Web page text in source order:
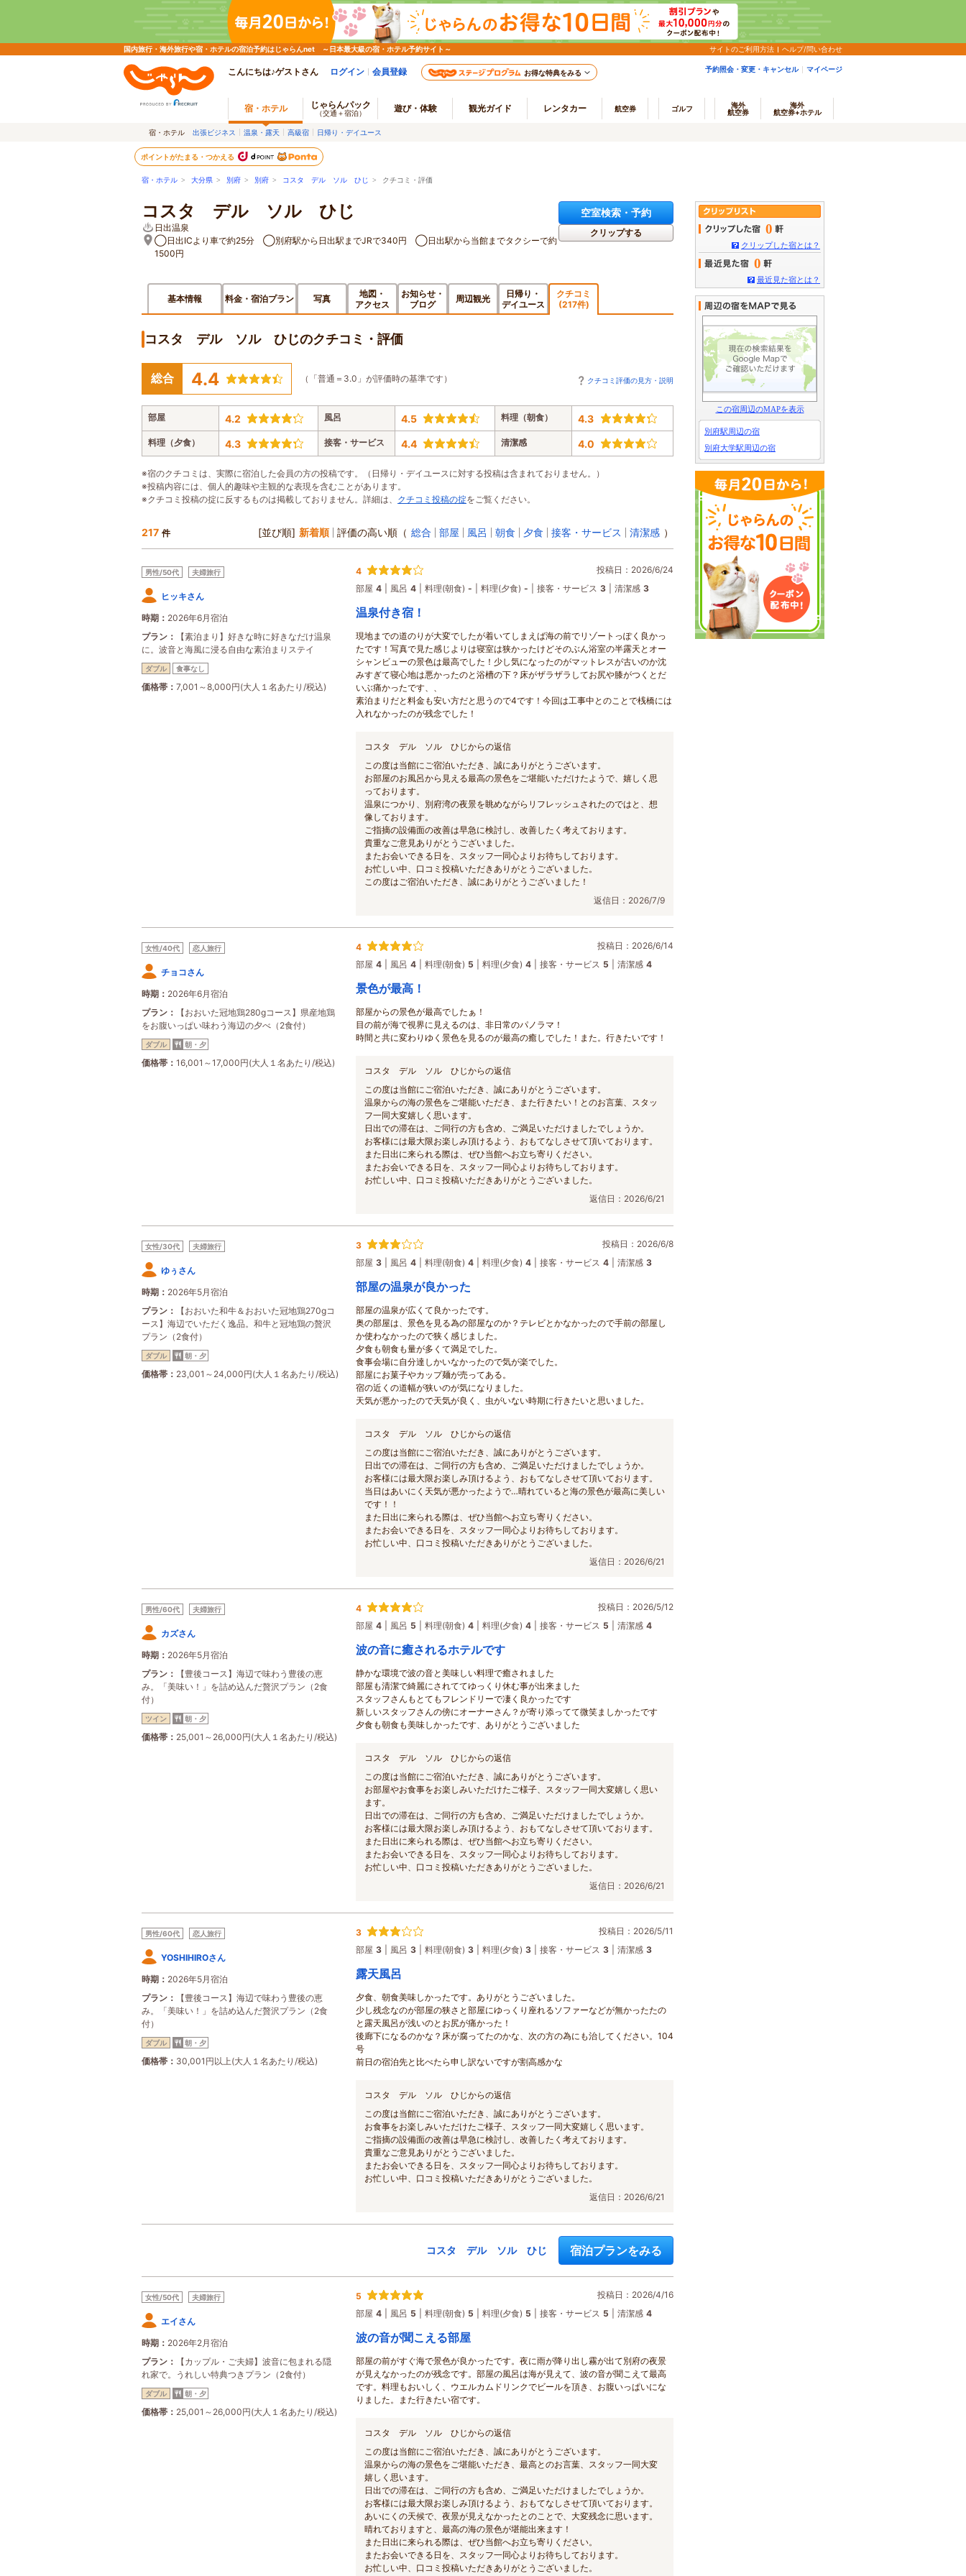
国内旅行・海外旅行や宿・ホテルの宿泊予約はじゃらんnet ～日本最大級の宿・ホテル予約サイト～ サイトのご利用方法 ヘルプ/問い合わせ
こんにちは♪ゲストさん ログイン 会員登録 お得な特典をみる 予約照会・変更・キャンセル マイページ
宿・ホテル じゃらんパック
（交通＋宿泊） 遊び・体験 観光ガイド レンタカー 航空券 ゴルフ
海外
航空券
海外
航空券+ホテル
宿・ホテル 出張ビジネス 温泉・露天 高級宿 日帰り・デイユース
ポイントがたまる・つかえる
宿・ホテル > 大分県 > 別府 > 別府 > コスタ デル ソル ひじ > クチコミ・評価
コスタ デル ソル ひじ
日出温泉
◯日出ICより車で約25分 ◯別府駅から日出駅までJRで340円 ◯日出駅から当館までタクシーで約
1500円
空室検索・予約
クリップする
基本情報 料金・宿泊プラン 写真
地図・
アクセス
お知らせ・
ブログ
周辺観光
日帰り・
デイユース
クチコミ
(217件)
コスタ デル ソル ひじのクチコミ・評価
総合 4.4 （「普通＝3.0」が評価時の基準です） クチコミ評価の見方・説明
部屋 4.2 風呂 4.5 料理（朝食） 4.3
料理（夕食） 4.3 接客・サービス 4.4 清潔感 4.0
※宿のクチコミは、実際に宿泊した会員の方の投稿です。（日帰り・デイユースに対する投稿は含まれておりません。）
※投稿内容には、個人的趣味や主観的な表現を含むことがあります。
※クチコミ投稿の掟に反するものは掲載しておりません。詳細は、 クチコミ投稿の掟をご覧ください。
217 件 [並び順] 新着順 評価の高い順 （ 総合 部屋 風呂 朝食 夕食 接客・サービス 清潔感 ）
男性/50代 夫婦旅行
ヒッキさん
時期
2026年6月宿泊
プラン
【素泊まり】好きな時に好きなだけ温泉
に。波音と海風に浸る自由な素泊まりステイ
ダブル 食事なし
価格帯 7,001～8,000円(大人１名あたり/税込)
4
投稿日：2026/6/24
部屋 4 風呂 4 料理(朝食) - 料理(夕食) - 接客・サービス 3 清潔感 3
温泉付き宿！
現地までの道のりが大変でしたが着いてしまえば海の前でリゾートっぽく良かっ
たです！写真で見た感じよりは寝室は狭かったけどそのぶん浴室の半露天とオー
シャンビューの景色は最高でした！少し気になったのがマットレスが古いのか沈
みすぎて寝心地は悪かったのと浴槽の下？床がザラザラしてお尻や膝がつくとだ
いぶ痛かったです、、
素泊まりだと料金も安い方だと思うので4です！今回は工事中とのことで桟橋には
入れなかったのが残念でした！
コスタ デル ソル ひじからの返信
この度は当館にご宿泊いただき、誠にありがとうございます。
お部屋のお風呂から見える最高の景色をご堪能いただけたようで、嬉しく思
っております。
温泉につかり、別府湾の夜景を眺めながらリフレッシュされたのではと、想
像しております。
ご指摘の設備面の改善は早急に検討し、改善したく考えております。
貴重なご意見ありがとうございました。
またお会いできる日を、スタッフ一同心よりお待ちしております。
お忙しい中、口コミ投稿いただきありがとうございました。
この度はご宿泊いただき、誠にありがとうございました！
返信日：2026/7/9
女性/40代 恋人旅行
チョコさん
時期
2026年6月宿泊
プラン
【おおいた冠地鶏280gコース】県産地鶏
をお腹いっぱい味わう海辺の夕べ（2食付）
ダブル 朝・夕
価格帯 16,001～17,000円(大人１名あたり/税込)
4
投稿日：2026/6/14
部屋 4 風呂 4 料理(朝食) 5 料理(夕食) 4 接客・サービス 5 清潔感 4
景色が最高！
部屋からの景色が最高でしたぁ！
目の前が海で視界に見えるのは、非日常のパノラマ！
時間と共に変わりゆく景色を見るのが最高の癒しでした！また。行きたいです！
コスタ デル ソル ひじからの返信
この度は当館にご宿泊いただき、誠にありがとうございます。
温泉からの海の景色をご堪能いただき、また行きたい！とのお言葉、スタッ
フ一同大変嬉しく思います。
日出での滞在は、ご同行の方も含め、ご満足いただけましたでしょうか。
お客様には最大限お楽しみ頂けるよう、おもてなしさせて頂いております。
また日出に来られる際は、ぜひ当館へお立ち寄りください。
またお会いできる日を、スタッフ一同心よりお待ちしております。
お忙しい中、口コミ投稿いただきありがとうございました。
返信日：2026/6/21
女性/30代 夫婦旅行
ゆぅさん
時期
2026年5月宿泊
プラン
【おおいた和牛＆おおいた冠地鶏270gコ
ース】海辺でいただく逸品。和牛と冠地鶏の贅沢
プラン（2食付）
ダブル 朝・夕
価格帯 23,001～24,000円(大人１名あたり/税込)
3
投稿日：2026/6/8
部屋 3 風呂 4 料理(朝食) 4 料理(夕食) 4 接客・サービス 4 清潔感 3
部屋の温泉が良かった
部屋の温泉が広くて良かったです。
奥の部屋は、景色を見る為の部屋なのか？テレビとかなかったので手前の部屋し
か使わなかったので狭く感じました。
夕食も朝食も量が多くて満足でした。
食事会場に自分達しかいなかったので気が楽でした。
部屋にお菓子やカップ麺が売ってある。
宿の近くの道幅が狭いのが気になりました。
天気が悪かったので天気が良く、虫がいない時期に行きたいと思いました。
コスタ デル ソル ひじからの返信
この度は当館にご宿泊いただき、誠にありがとうございます。
日出での滞在は、ご同行の方も含め、ご満足いただけましたでしょうか。
お客様には最大限お楽しみ頂けるよう、おもてなしさせて頂いております。
当日はあいにく天気が悪かったようで…晴れていると海の景色が最高に美しい
です！！
また日出に来られる際は、ぜひ当館へお立ち寄りください。
またお会いできる日を、スタッフ一同心よりお待ちしております。
お忙しい中、口コミ投稿いただきありがとうございました。
返信日：2026/6/21
男性/60代 夫婦旅行
カズさん
時期
2026年5月宿泊
プラン
【豊後コース】海辺で味わう豊後の恵
み。「美味い！」を詰め込んだ贅沢プラン（2食
付）
ツイン 朝・夕
価格帯 25,001～26,000円(大人１名あたり/税込)
4
投稿日：2026/5/12
部屋 4 風呂 5 料理(朝食) 4 料理(夕食) 4 接客・サービス 5 清潔感 4
波の音に癒されるホテルです
静かな環境で波の音と美味しい料理で癒されました
部屋も清潔で綺麗にされててゆっくり休む事が出来ました
スタッフさんもとてもフレンドリーで凄く良かったです
新しいスタッフさんの傍にオーナーさん？が寄り添ってて微笑ましかったです
夕食も朝食も美味しかったです、ありがとうございました
コスタ デル ソル ひじからの返信
この度は当館にご宿泊いただき、誠にありがとうございます。
お部屋やお食事をお楽しみいただけたご様子、スタッフ一同大変嬉しく思い
ます。
日出での滞在は、ご同行の方も含め、ご満足いただけましたでしょうか。
お客様には最大限お楽しみ頂けるよう、おもてなしさせて頂いております。
また日出に来られる際は、ぜひ当館へお立ち寄りください。
またお会いできる日を、スタッフ一同心よりお待ちしております。
お忙しい中、口コミ投稿いただきありがとうございました。
返信日：2026/6/21
男性/60代 恋人旅行
YOSHIHIROさん
時期
2026年5月宿泊
プラン
【豊後コース】海辺で味わう豊後の恵
み。「美味い！」を詰め込んだ贅沢プラン（2食
付）
ダブル 朝・夕
価格帯 30,001円以上(大人１名あたり/税込)
3
投稿日：2026/5/11
部屋 3 風呂 3 料理(朝食) 3 料理(夕食) 3 接客・サービス 3 清潔感 3
露天風呂
夕食、朝食美味しかったです。ありがとうございました。
少し残念なのが部屋の狭さと部屋にゆっくり座れるソファーなどが無かったたの
と露天風呂が浅いのとお尻が痛かった！
後廊下になるのかな？床が腐ってたのかな、次の方の為にも治してください。104
号
前日の宿泊先と比べたら申し訳ないですが割高感かな
コスタ デル ソル ひじからの返信
この度は当館にご宿泊いただき、誠にありがとうございます。
お食事をお楽しみいただけたご様子、スタッフ一同大変嬉しく思います。
ご指摘の設備面の改善は早急に検討し、改善したく考えております。
貴重なご意見ありがとうございました。
またお会いできる日を、スタッフ一同心よりお待ちしております。
お忙しい中、口コミ投稿いただきありがとうございました。
返信日：2026/6/21
コスタ デル ソル ひじ 宿泊プランをみる
女性/50代 夫婦旅行
エイさん
時期
2026年2月宿泊
プラン
【カップル・ご夫婦】波音に包まれる隠
れ家で。うれしい特典つきプラン（2食付）
ダブル 朝・夕
価格帯 25,001～26,000円(大人１名あたり/税込)
5
投稿日：2026/4/16
部屋 4 風呂 5 料理(朝食) 5 料理(夕食) 5 接客・サービス 5 清潔感 4
波の音が聞こえる部屋
部屋の前がすぐ海で景色が良かったです。夜に雨が降り出し霧が出て別府の夜景
が見えなかったのが残念です。部屋の風呂は海が見えて、波の音が聞こえて最高
です。料理もおいしく、ウエルカムドリンクでビールを頂き、お腹いっぱいにな
りました。また行きたい宿です。
コスタ デル ソル ひじからの返信
この度は当館にご宿泊いただき、誠にありがとうございます。
温泉からの海の景色をご堪能いただき、最高とのお言葉、スタッフ一同大変
嬉しく思います。
日出での滞在は、ご同行の方も含め、ご満足いただけましたでしょうか。
お客様には最大限お楽しみ頂けるよう、おもてなしさせて頂いております。
あいにくの天候で、夜景が見えなかったとのことで、大変残念に思います。
晴れておりますと、最高の海の景色が堪能出来ます！
また日出に来られる際は、ぜひ当館へお立ち寄りください。
またお会いできる日を、スタッフ一同心よりお待ちしております。
お忙しい中、口コミ投稿いただきありがとうございました。
0
クリップした宿とは？
0
最近見た宿とは？
この宿周辺のMAPを表示
別府駅周辺の宿
別府大学駅周辺の宿